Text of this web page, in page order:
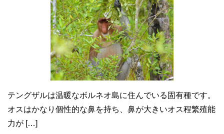
テングザルは温暖なボルネオ島に住んでいる固有種です。
オスはかなり個性的な鼻を持ち、鼻が大きいオス程繁殖能
力が […]